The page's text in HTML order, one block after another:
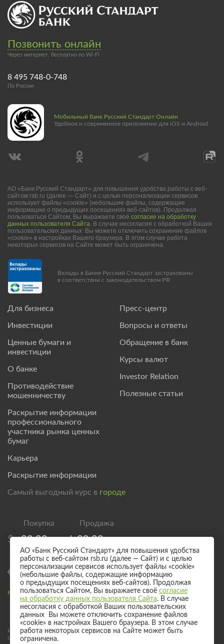
Позвонить онлайн
Через интернет, бесплатно по Wi-Fi
8 495 748-0-748
По России
Для бизнеса
Инвестиции
Ценные бумаги и
инвестиции
О банке
Противодействие
мошенничеству
Раскрытие информации
профессионального
участника рынка ценных
бумаг
Карьера
Раскрытие информации
Пресс-центр
Вопросы и ответы
Обращение в банк
Курсы валют
Investor Relation
Полезные статьи
Мобильный банк Русский Стандарт Онлайн
Удобное и современное приложение для iOS и Android
АО «Банк Русский Стандарт» для повышения удобства работы с веб-
сайтом rsb.ru (далее — Сайт) и с целью персонализации сервисов
использует файлы «cookie» (небольшие файлы, содержащие
информацию о предыдущих посещениях веб-сайтов). Продолжая
пользоваться Сайтом, Вы выражаете своё согласие на обработку
данных пользователя Сайта. В случае несогласия с обработкой Ваших
пользовательских данных Вы можете отключить сохранение файлов
«cookie» в настройках Вашего браузера. В этом случае работа
некоторых сервисов на Сайте может быть ограничена.
Вклады в Банке Русский Стандарт застрахованы
в соответствии с законодательством РФ
Самый выгодный курс в городе
$ 83,00 / 89,00
€ 95,00 / 101,00
Курс валют для безналичного обмена
Информация о процентных ставках по договорам банковского вклада
с физическими лицами
АО «Банк Русский Стандарт» для повышения удобства
работы с веб-сайтом rsb.ru (далее — Сайт) и с целью
персонализации сервисов использует файлы «cookie»
(небольшие файлы, содержащие информацию
о предыдущих посещениях веб-сайтов). Продолжая
пользоваться Сайтом, Вы выражаете своё согласие
на обработку данных пользователя Сайта. В случае
несогласия с обработкой Ваших пользовательских
данных Вы можете отключить сохранение файлов
«cookie» в настройках Вашего браузера. В этом случае
работа некоторых сервисов на Сайте может быть
ограничена.